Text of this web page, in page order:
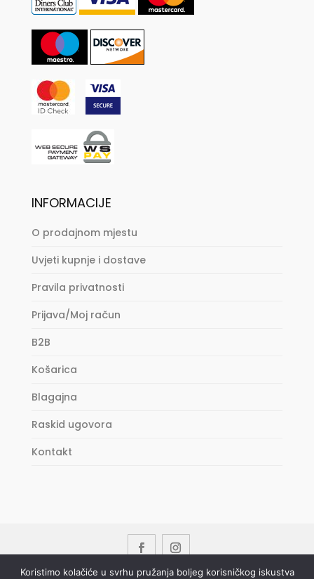
INFORMACIJE
O prodajnom mjestu
Uvjeti kupnje i dostave
Pravila privatnosti
Prijava/Moj račun
B2B
Košarica
Blagajna
Raskid ugovora
Kontakt
Koristimo kolačiće u svrhu pružanja boljeg korisničkog iskustva